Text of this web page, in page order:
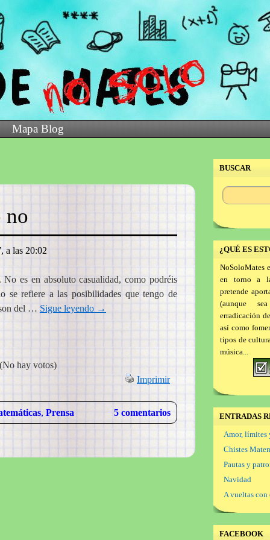
Mapa Blog
no
a las 20:02
es en absoluto casualidad, como podréis
se refiere a las posibilidades que tengo de
del … Sigue leyendo →
hay votos)
Imprimir
, Prensa 5 comentarios
BUSCAR
¿QUÉ ES
NoSoloMates
en torno a
pretende
(aunque
erradicación
así como
tipos de
música...
ENTRADAS
Amor, límites
Chistes
Pautas y
Navidad
A vueltas con
FACEBOOK